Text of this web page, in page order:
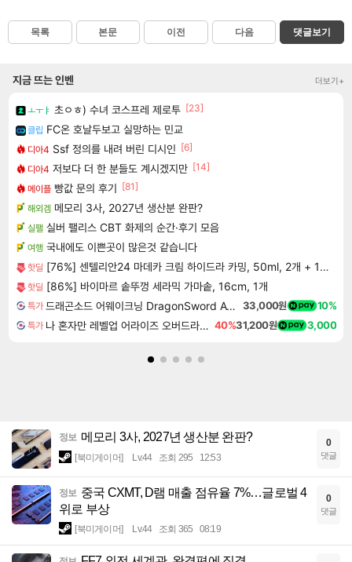
목록 본문 이전 다음 댓글보기
지금 뜨는 인벤 더보기+
ㅗㅜㅑ 초ㅇㅎ) 수녀 코스프레 제로투 [23]
클립 FC온 호날두보고 실망하는 민교
디아4 Ssf 정의를 내려 버린 디시인 [6]
디아4 저보다 더 한 분들도 계시겠지만 [14]
메이플 빵값 문의 후기 [81]
해외겜 메모리 3사, 2027년 생산분 완판?
실팰 실버 팰리스 CBT 화제의 순간·후기 모음
여행 국내에도 이쁜곳이 많은것 같습니다
핫딜 [76%] 센텔리안24 마데카 크림 하이드라 카밍, 50ml, 2개 + 15ml, 1개 + 1ml, 2매
핫딜 [86%] 바이마르 솥뚜껑 세라믹 가마솥, 16cm, 1개
특가 드래곤소드 어웨이크닝 DragonSword Awakening 33,000원 10%
특가 나 혼자만 레벨업 어라이즈 오버드라이브 디럭스 에디션 Solo Leveling Arise Overdrive Deluxe Edition 40%31,200원 3,000
정보 메모리 3사, 2027년 생산분 완판?
[북미게이머] Lv.44 조회 295 12:53
0
댓글
정보 중국 CXMT, D램 매출 점유율 7%…글로벌 4
위로 부상
[북미게이머] Lv.44 조회 365 08:19
0
댓글